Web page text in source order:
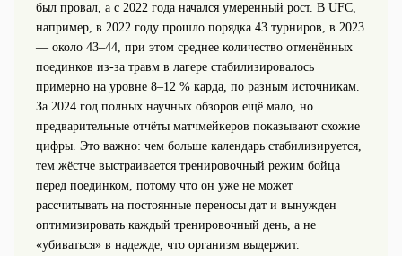
был провал, а с 2022 года начался умеренный рост. В UFC,
например, в 2022 году прошло порядка 43 турниров, в 2023
— около 43–44, при этом среднее количество отменённых
поединков из‑за травм в лагере стабилизировалось
примерно на уровне 8–12 % карда, по разным источникам.
За 2024 год полных научных обзоров ещё мало, но
предварительные отчёты матчмейкеров показывают схожие
цифры. Это важно: чем больше календарь стабилизируется,
тем жёстче выстраивается тренировочный режим бойца
перед поединком, потому что он уже не может
рассчитывать на постоянные переносы дат и вынужден
оптимизировать каждый тренировочный день, а не
«убиваться» в надежде, что организм выдержит.